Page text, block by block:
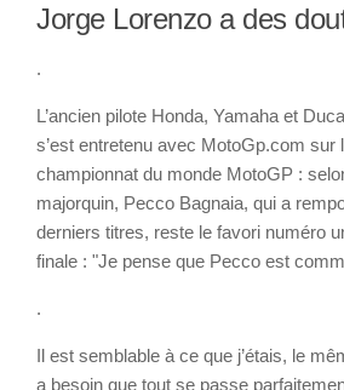
Jorge Lorenzo a des
.
L’ancien pilote Honda, Yamaha et
s’est entretenu avec MotoGp.com sur
championnat du monde MotoGP :
majorquin, Pecco Bagnaia, qui a
derniers titres, reste le favori numéro
finale : "Je pense que Pecco est
.
Il est semblable à ce que j’étais, le
a besoin que tout se passe